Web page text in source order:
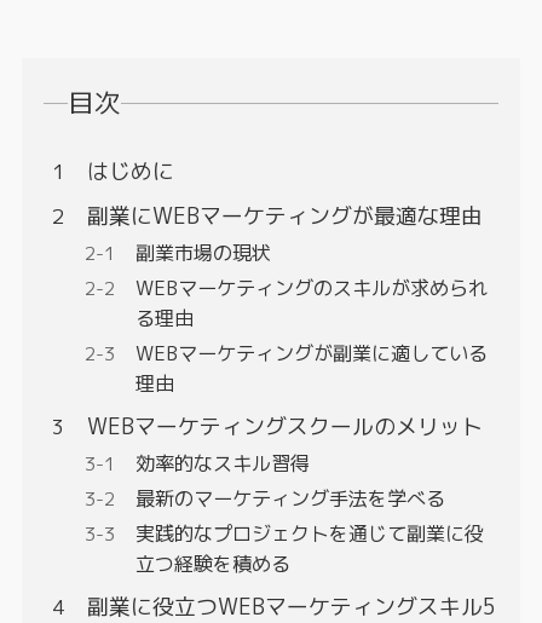
目次
はじめに
副業にWEBマーケティングが最適な理由
副業市場の現状
WEBマーケティングのスキルが求められ
る理由
WEBマーケティングが副業に適している
理由
WEBマーケティングスクールのメリット
効率的なスキル習得
最新のマーケティング手法を学べる
実践的なプロジェクトを通じて副業に役
立つ経験を積める
副業に役立つWEBマーケティングスキル5